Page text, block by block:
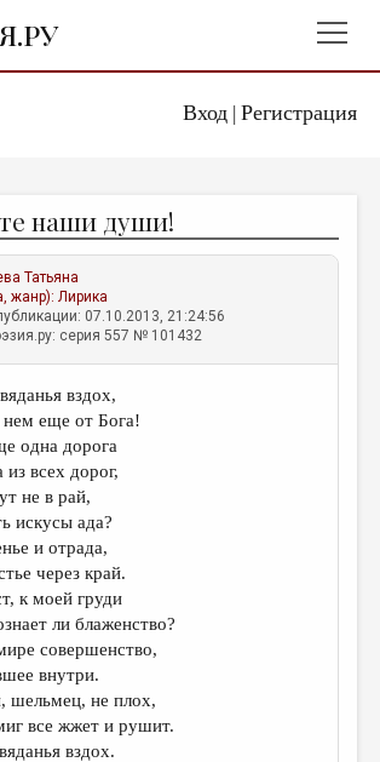
Вход| Регистрация
наши души!
Татьяна
жанр):Лирика
07.10.2013, 21:24:56
серия 557 № 101432
вздох,
нем еще от Бога!
одна дорога
всех дорог,
не в рай,
искусы ада?
и отрада,
через край.
к моей груди
ли блаженство?
совершенство,
внутри.
шельмец, не плох,
все жжет и рушит.
вздох.